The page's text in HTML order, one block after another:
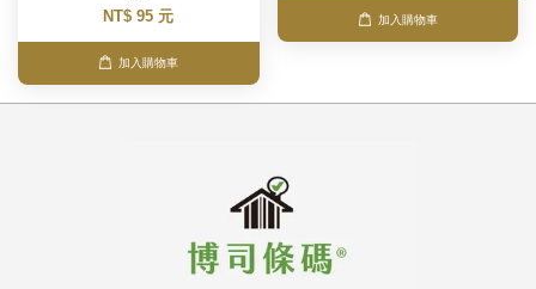
NT$ 95 元
加入購物車
加入購物車